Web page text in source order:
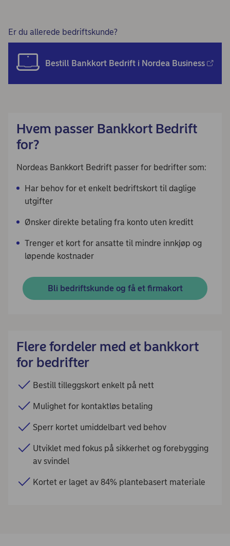
Er du allerede bedriftskunde?
Bestill Bankkort Bedrift i Nordea Business
Hvem passer Bankkort Bedrift
for?
Nordeas Bankkort Bedrift passer for bedrifter som:
Har behov for et enkelt bedriftskort til daglige
utgifter
Ønsker direkte betaling fra konto uten kreditt
Trenger et kort for ansatte til mindre innkjøp og
løpende kostnader
Bli bedriftskunde og få et firmakort
Flere fordeler med et bankkort
for bedrifter
Bestill tilleggskort enkelt på nett
Mulighet for kontaktløs betaling
Sperr kortet umiddelbart ved behov
Utviklet med fokus på sikkerhet og forebygging
av svindel
Kortet er laget av 84% plantebasert materiale